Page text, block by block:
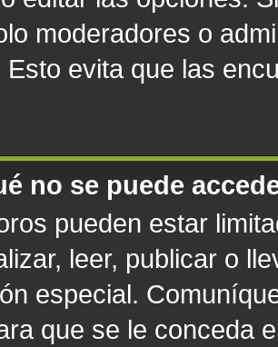
moderadores o
Esto evita que las
no se puede
pueden estar
leer, publicar o
especial.
que se le conceda